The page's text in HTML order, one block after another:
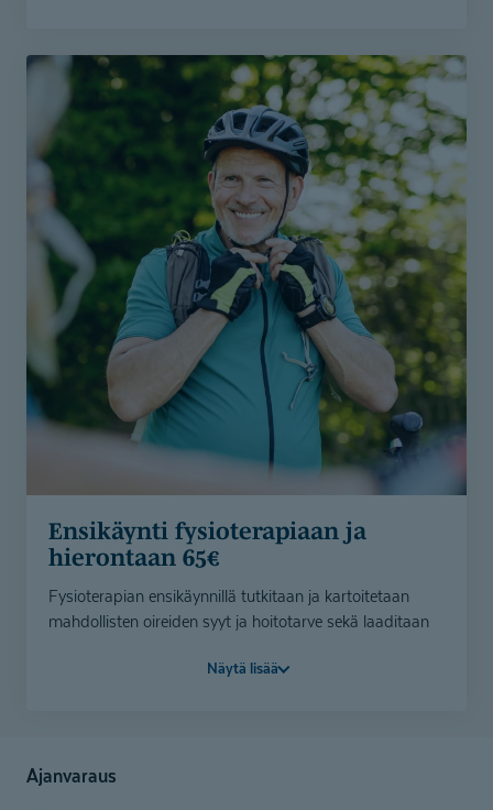
(etu 60€)
- Korvaus ei edellytä lääkärin lähetettä
Varaa aika ajanvarauksestamme.
4 kerran fysioterapian sarjakortti on ostettavissa
verkkokaupastamme ja saat korvauksen verran
alennusta kassalla.
Verkkokauppa
Varaa aika
Ensikäynti fysioterapiaan ja
hierontaan 65€
Fysioterapian ensikäynnillä tutkitaan ja kartoitetaan
mahdollisten oireiden syyt ja hoitotarve sekä laaditaan
toimenpiteet esimerkiksi kivun helpottamiseksi. Meillä
palautumisen edistäminen tai vaativampi käsittely
Näytä lisää
Ajanvaraus